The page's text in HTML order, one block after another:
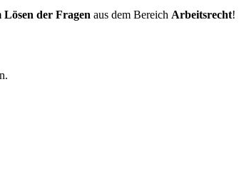
der Fragen aus dem Bereich Arbeitsrecht!